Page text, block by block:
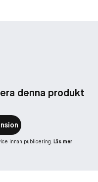
denna produkt
innan publicering. Läs mer